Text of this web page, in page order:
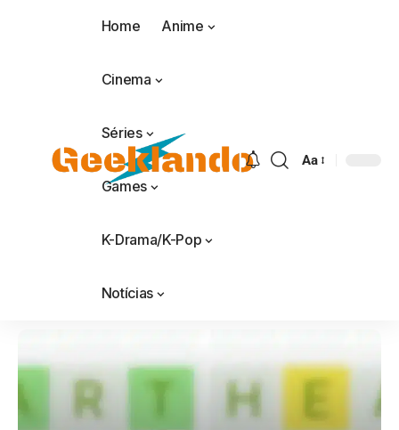
Home Anime
Cinema
Séries
Games
K-Drama/K-Pop
Notícias
Aa